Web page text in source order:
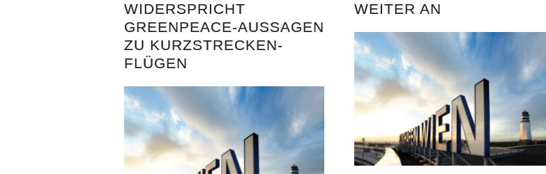
WIDERSPRICHT
GREENPEACE-AUSSAGEN
ZU KURZSTRECKEN-
FLÜGEN
WEITER AN